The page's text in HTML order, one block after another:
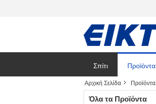
Σπίτι Προϊόντα
Αρχική Σελίδα Προϊόντα
Όλα τα Προϊόντα